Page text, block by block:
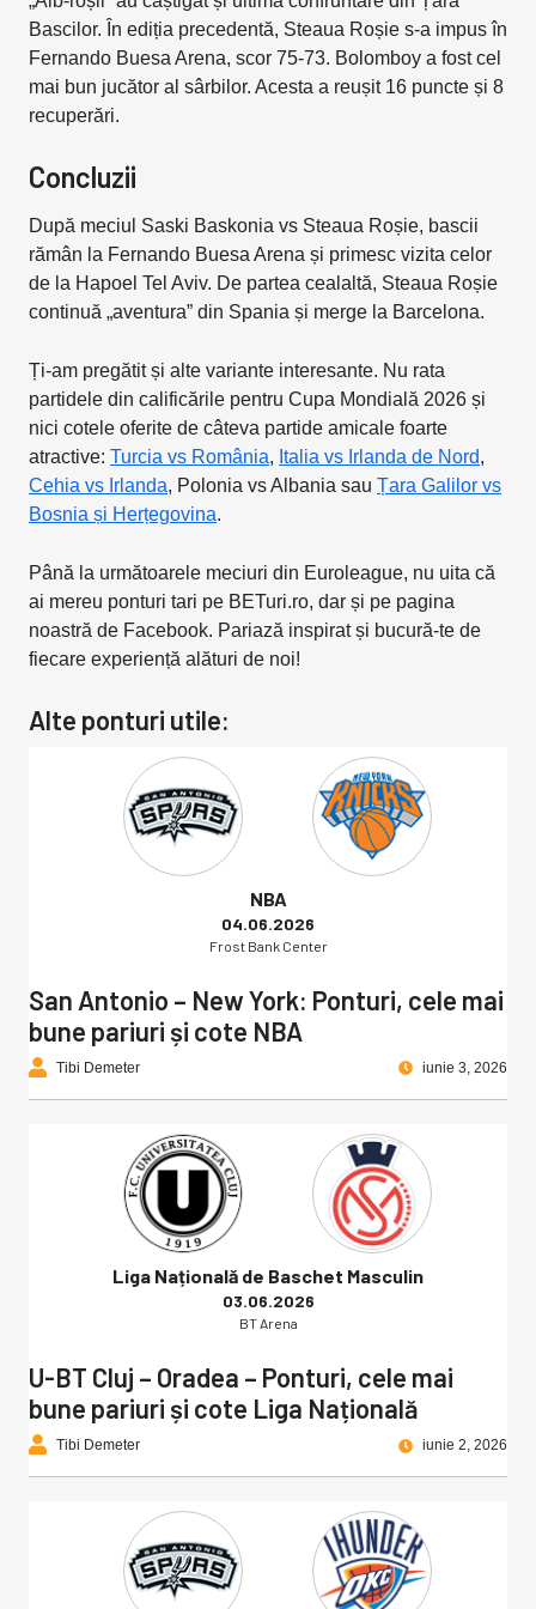
Bascilor. În ediția precedentă, Steaua Roșie s-a impus în
Fernando Buesa Arena, scor 75-73. Bolomboy a fost cel
mai bun jucător al sârbilor. Acesta a reușit 16 puncte și 8
recuperări.
Concluzii
După meciul Saski Baskonia vs Steaua Roșie, bascii
rămân la Fernando Buesa Arena și primesc vizita celor
de la Hapoel Tel Aviv. De partea cealaltă, Steaua Roșie
continuă „aventura” din Spania și merge la Barcelona.
Ți-am pregătit și alte variante interesante. Nu rata
partidele din calificările pentru Cupa Mondială 2026 și
nici cotele oferite de câteva partide amicale foarte
atractive: Turcia vs România, Italia vs Irlanda de Nord,
Cehia vs Irlanda, Polonia vs Albania sau Țara Galilor vs
Bosnia și Herțegovina.
Până la următoarele meciuri din Euroleague, nu uita că
ai mereu ponturi tari pe BETuri.ro, dar și pe pagina
noastră de Facebook. Pariază inspirat și bucură-te de
fiecare experiență alături de noi!
Alte ponturi utile:
NBA
04.06.2026
Frost Bank Center
San Antonio – New York: Ponturi, cele mai
bune pariuri și cote NBA
Tibi Demeter iunie 3, 2026
Liga Națională de Baschet Masculin
03.06.2026
BT Arena
U-BT Cluj – Oradea – Ponturi, cele mai
bune pariuri și cote Liga Națională
Tibi Demeter iunie 2, 2026